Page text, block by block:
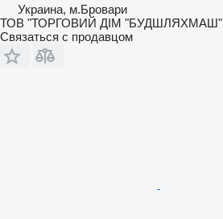
Украина, м.Бровари
ТОВ "ТОРГОВИЙ ДІМ "БУДШЛЯХМАШ"
Связаться с продавцом